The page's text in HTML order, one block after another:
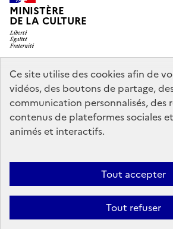
Ce site utilise des cookies afin de
vidéos, des boutons de partage,
communication personnalisés, des
contenus de plateformes sociales
animés et interactifs.
Tout accepter
Tout refuser
MINISTÈRE
DE LA CULTURE
legifrance.gouv.fr
info.gouv.fr
service-public.gouv.fr
data.gouv.fr
Accessibilité : partiellement conforme
Mentions légales
témoins de connexion (cookies)
Crédits